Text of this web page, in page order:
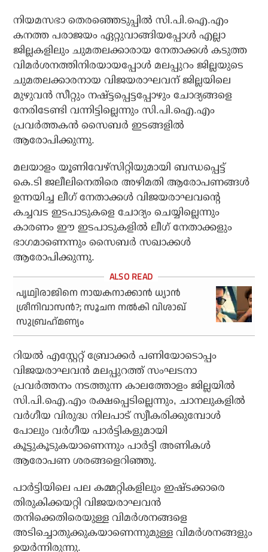
നിയമസഭാ തെരഞ്ഞെടുപ്പില്‍ സി.പി.ഐ.എം
കനത്ത പരാജയം ഏറ്റുവാങ്ങിയപ്പോള്‍ എല്ലാ
ജില്ലകളിലും ചുമതലക്കാരായ നേതാക്കള്‍ കടുത്ത
വിമര്‍ശനത്തിനിരയായപ്പോള്‍ മലപ്പുറം ജില്ലയുടെ
ചുമതലക്കാരനായ വിജയരാഘവന് ജില്ലയിലെ
മുഴുവന്‍ സീറ്റും നഷ്ട്ടപ്പെട്ടപ്പോഴും ചോദ്യങ്ങളെ
നേരിടേണ്ടി വന്നിട്ടില്ലെന്നും സി.പി.ഐ.എം
പ്രവര്‍ത്തകന്‍ സൈബര്‍ ഇടങ്ങളില്‍
ആരോപിക്കുന്നു.
മലയാളം യൂണിവേഴ്‌സിറ്റിയുമായി ബന്ധപ്പെട്ട്
കെ.ടി ജലീലിനെതിരെ അഴിമതി ആരോപണങ്ങള്‍
ഉന്നയിച്ച ലീഗ് നേതാക്കള്‍ വിജയരാഘവന്റെ
കച്ചവട ഇടപാടുകളെ ചോദ്യം ചെയ്യില്ലെന്നും
കാരണം ഈ ഇടപാടുകളില്‍ ലീഗ് നേതാക്കളും
ഭാഗമാണെന്നും സൈബര്‍ സഖാക്കള്‍
ആരോപിക്കുന്നു.
പൃഥ്വിരാജിനെ നായകനാക്കാന്‍ ധ്യാന്‍
ശ്രീനിവാസന്‍?; സൂചന നല്‍കി വിശാഖ്
സുബ്രഹ്‌മണ്യം
റിയല്‍ എസ്റ്റേറ്റ് ബ്രോക്കര്‍ പണിയോടൊപ്പം
വിജയരാഘവന്‍ മലപ്പുറത്ത് സംഘടനാ
പ്രവര്‍ത്തനം നടത്തുന്ന കാലത്തോളം ജില്ലയില്‍
സി.പി.ഐ.എം രക്ഷപ്പെടില്ലെന്നും, ചാനലുകളില്‍
വര്‍ഗീയ വിരുദ്ധ നിലപാട് സ്വീകരിക്കുമ്പോള്‍
പോലും വര്‍ഗീയ പാര്‍ട്ടികളുമായി
കൂട്ടുകൂടുകയാണെന്നും പാര്‍ട്ടി അണികള്‍
ആരോപണ ശരങ്ങളെറിഞ്ഞു.
പാര്‍ട്ടിയിലെ പല കമ്മറ്റികളിലും ഇഷ്ടക്കാരെ
തിരുകിക്കയറ്റി വിജയരാഘവന്‍
തനിക്കെതിരെയുള്ള വിമര്‍ശനങ്ങളെ
അടിച്ചൊതുക്കുകയാണെന്നുമുള്ള വിമര്‍ശനങ്ങളും
ഉയര്‍ന്നിരുന്നു.